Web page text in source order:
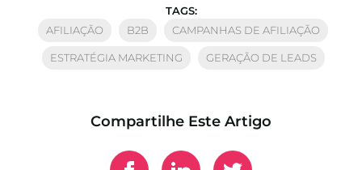
TAGS:
AFILIAÇÃO
B2B CAMPANHAS DE AFILIAÇÃO
ESTRATÉGIA MARKETING GERAÇÃO DE LEADS
Compartilhe Este Artigo